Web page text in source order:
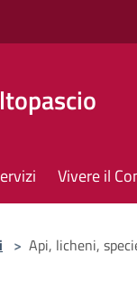
Vivere il
> Api, licheni,